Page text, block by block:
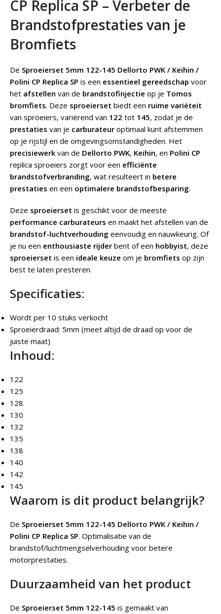
CP Replica SP – Verbeter de
Brandstofprestaties van je
Bromfiets
De Sproeierset 5mm 122-145 Dellorto PWK / Keihin /
Polini CP Replica SP is een essentieel gereedschap voor
het afstellen van de brandstofinjectie op je Tomos
bromfiets. Deze sproeierset biedt een ruime variëteit
van sproeiers, variërend van 122 tot 145, zodat je de
prestaties van je carburateur optimaal kunt afstemmen
op je rijstijl en de omgevingsomstandigheden. Het
precisiewerk van de Dellorto PWK, Keihin, en Polini CP
replica sproeiers zorgt voor een efficiënte
brandstofverbranding, wat resulteert in betere
prestaties en een optimalere brandstofbesparing.
Deze sproeierset is geschikt voor de meeste
performance carburateurs en maakt het afstellen van de
brandstof-luchtverhouding eenvoudig en nauwkeurig. Of
je nu een enthousiaste rijder bent of een hobbyist, deze
sproeierset is een ideale keuze om je bromfiets op zijn
best te laten presteren.
Specificaties:
Wordt per 10 stuks verkocht
Sproeierdraad: 5mm (meet altijd de draad op voor de
juiste maat)
Inhoud:
122
125
128
130
132
135
138
140
142
145
Waarom is dit product belangrijk?
De Sproeierset 5mm 122-145 Dellorto PWK / Keihin /
Polini CP Replica SP. Optimalisatie van de
brandstof/luchtmengselverhouding voor betere
motorprestaties.
Duurzaamheid van het product
De Sproeierset 5mm 122-145 is gemaakt van